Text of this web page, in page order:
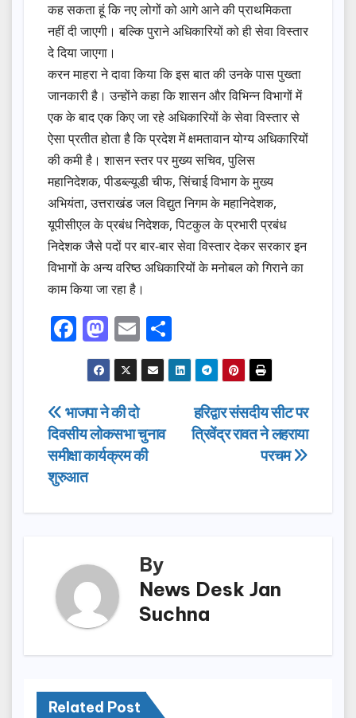
कह सकता हूं कि नए लोगों को आगे आने की प्राथमिकता
नहीं दी जाएगी। बल्कि पुराने अधिकारियों को ही सेवा विस्तार
दे दिया जाएगा।
करन माहरा ने दावा किया कि इस बात की उनके पास पुख्ता
जानकारी है। उन्होंने कहा कि शासन और विभिन्न विभागों में
एक के बाद एक किए जा रहे अधिकारियों के सेवा विस्तार से
ऐसा प्रतीत होता है कि प्रदेश में क्षमतावान योग्य अधिकारियों
की कमी है। शासन स्तर पर मुख्य सचिव, पुलिस
महानिदेशक, पीडब्ल्यूडी चीफ, सिंचाई विभाग के मुख्य
अभियंता, उत्तराखंड जल विद्युत निगम के महानिदेशक,
यूपीसीएल के प्रबंध निदेशक, पिटकुल के प्रभारी प्रबंध
निदेशक जैसे पदों पर बार-बार सेवा विस्तार देकर सरकार इन
विभागों के अन्य वरिष्ठ अधिकारियों के मनोबल को गिराने का
काम किया जा रहा है।
F
a
c
e
b
o
o
k
M
a
st
o
d
o
E
m
ail
h
ar
Post
navigation
हरिद्वार संसदीय सीट पर
त्रिवेंद्र रावत ने लहराया
परचम
भाजपा ने की दो
दिवसीय लोकसभा चुनाव
समीक्षा कार्यक्रम की
शुरुआत
By
News Desk Jan
Suchna
Related Post